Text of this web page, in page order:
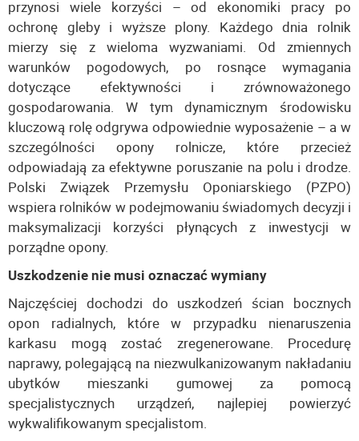
przynosi wiele korzyści – od ekonomiki pracy po
ochronę gleby i wyższe plony. Każdego dnia rolnik
mierzy się z wieloma wyzwaniami. Od zmiennych
warunków pogodowych, po rosnące wymagania
dotyczące efektywności i zrównoważonego
gospodarowania. W tym dynamicznym środowisku
kluczową rolę odgrywa odpowiednie wyposażenie – a w
szczególności opony rolnicze, które przecież
odpowiadają za efektywne poruszanie na polu i drodze.
Polski Związek Przemysłu Oponiarskiego (PZPO)
wspiera rolników w podejmowaniu świadomych decyzji i
maksymalizacji korzyści płynących z inwestycji w
porządne opony.
Uszkodzenie nie musi oznaczać wymiany
Najczęściej dochodzi do uszkodzeń ścian bocznych
opon radialnych, które w przypadku nienaruszenia
karkasu mogą zostać zregenerowane. Procedurę
naprawy, polegającą na niezwulkanizowanym nakładaniu
ubytków mieszanki gumowej za pomocą
specjalistycznych urządzeń, najlepiej powierzyć
wykwalifikowanym specjalistom.